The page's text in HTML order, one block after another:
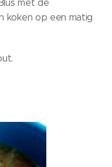
met de
koken op een matig